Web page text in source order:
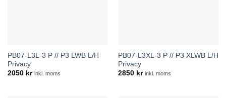
PB07-L3L-3 P // P3 LWB L/H
Privacy
2050 kr inkl. moms
PB07-L3XL-3 P // P3 XLWB L/H
Privacy
2850 kr inkl. moms